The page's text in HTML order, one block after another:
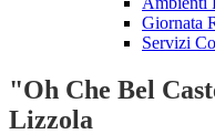
Giornata
Servizi
"Oh Che Bel
Lizzola